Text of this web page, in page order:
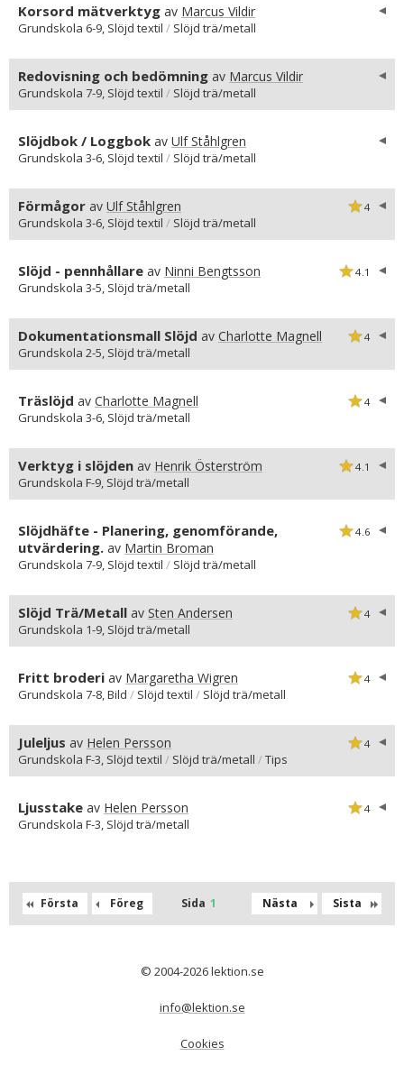
Korsord mätverktyg av Marcus Vildir
Grundskola 6-9, Slöjd textil / Slöjd trä/metall
Redovisning och bedömning av Marcus Vildir
Grundskola 7-9, Slöjd textil / Slöjd trä/metall
Slöjdbok / Loggbok av Ulf Ståhlgren
Grundskola 3-6, Slöjd textil / Slöjd trä/metall
4
Förmågor av Ulf Ståhlgren
Grundskola 3-6, Slöjd textil / Slöjd trä/metall
4.1
Slöjd - pennhållare av Ninni Bengtsson
Grundskola 3-5, Slöjd trä/metall
4
Dokumentationsmall Slöjd av Charlotte Magnell
Grundskola 2-5, Slöjd trä/metall
4
Träslöjd av Charlotte Magnell
Grundskola 3-6, Slöjd trä/metall
4.1
Verktyg i slöjden av Henrik Österström
Grundskola F-9, Slöjd trä/metall
4.6
Slöjdhäfte - Planering, genomförande,
utvärdering. av Martin Broman
Grundskola 7-9, Slöjd textil / Slöjd trä/metall
4
Slöjd Trä/Metall av Sten Andersen
Grundskola 1-9, Slöjd trä/metall
4
Fritt broderi av Margaretha Wigren
Grundskola 7-8, Bild / Slöjd textil / Slöjd trä/metall
4
Juleljus av Helen Persson
Grundskola F-3, Slöjd textil / Slöjd trä/metall /Tips
4
Ljusstake av Helen Persson
Grundskola F-3, Slöjd trä/metall
Sida
Första Föreg 1 Sista
Nästa
© 2004-2026 lektion.se
info@lektion.se
Cookies